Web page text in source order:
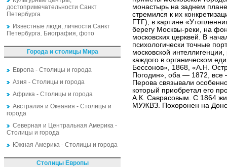
достопримечательности Санкт
Петербурга
Известные люди, личности Санкт
Петербурга. Биография, фото
Города и столицы Мира
Европа - Столицы и города
Азия - Столицы и города
Африка - Столицы и города
Австралия и Океания - Столицы и
города
Северная и Центральная Америка -
Столицы и города
Южная Америка - Столицы и города
Столицы Европы
монастырь на заднем
стремился к их
ГТГ); в картине
берегу Москвы-реки, на
московских церквей. В
психологически точные
московской
каждого в органическом
Бессонов», 1868, «А.Н.
Погодин», оба — 1872, все
Перова связывали
который приобретал его
А.К. Саврасовым. С 1864
МУЖВЗ. Похоронен на